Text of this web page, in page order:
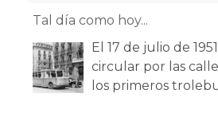
Tal día como hoy...
El 17 de julio de
circular por las
los primeros